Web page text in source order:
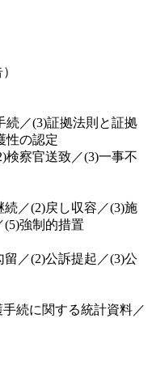
／(3)証拠法則と証拠
性の認定
察官送致／(3)一事不
／(2)戻し収容／(3)施
強制的措置
／(2)公訴提起／(3)公
続に関する統計資料／